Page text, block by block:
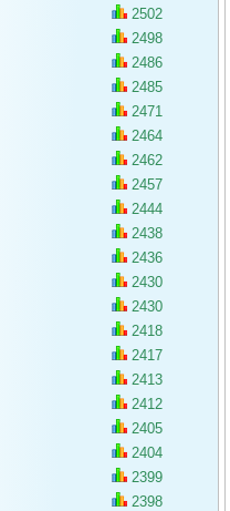
2502
2498
2486
2485
2471
2464
2462
2457
2444
2438
2436
2430
2430
2418
2417
2413
2412
2405
2404
2399
2398